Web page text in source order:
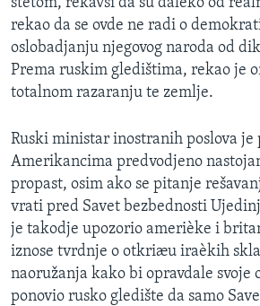
KULTURA
DRUŠTVO
SPORT
rekao da se ovde ne radi o
oslobadjanju njegovog naroda od
Prema ruskim gledištima, rekao je
totalnom razaranju te zemlje.
Ruski ministar inostranih poslova je
Amerikancima predvodjeno
propast, osim ako se pitanje
vrati pred Savet bezbednosti
je takodje upozorio amerièke i
iznose tvrdnje o otkriæu iraèkih
naoružanja kako bi opravdale svoje
ponovio rusko gledište da samo